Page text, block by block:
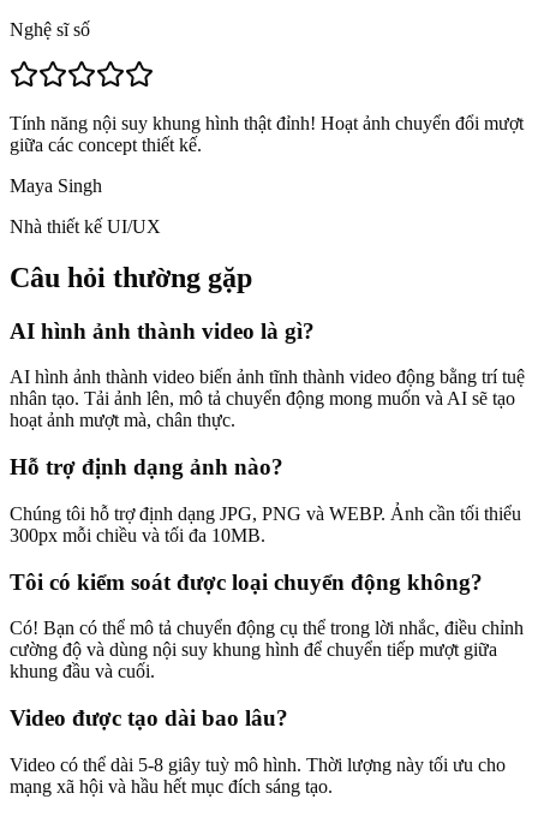
Nghệ sĩ số
Tính năng nội suy khung hình thật đỉnh! Hoạt ảnh chuyển đổi mượt
giữa các concept thiết kế.
Maya Singh
Nhà thiết kế UI/UX
Câu hỏi thường gặp
AI hình ảnh thành video là gì?
AI hình ảnh thành video biến ảnh tĩnh thành video động bằng trí tuệ
nhân tạo. Tải ảnh lên, mô tả chuyển động mong muốn và AI sẽ tạo
hoạt ảnh mượt mà, chân thực.
Hỗ trợ định dạng ảnh nào?
Chúng tôi hỗ trợ định dạng JPG, PNG và WEBP. Ảnh cần tối thiểu
300px mỗi chiều và tối đa 10MB.
Tôi có kiểm soát được loại chuyển động không?
Có! Bạn có thể mô tả chuyển động cụ thể trong lời nhắc, điều chỉnh
cường độ và dùng nội suy khung hình để chuyển tiếp mượt giữa
khung đầu và cuối.
Video được tạo dài bao lâu?
Video có thể dài 5-8 giây tuỳ mô hình. Thời lượng này tối ưu cho
mạng xã hội và hầu hết mục đích sáng tạo.